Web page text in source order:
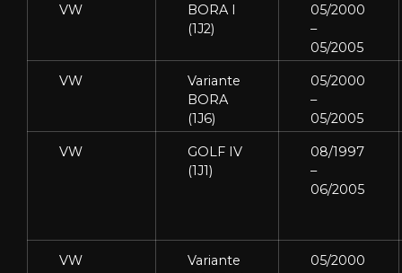
VW
BORA I
(1J2)
05/2000
–
05/2005
VW
Variante
BORA
(1J6)
05/2000
–
05/2005
VW
GOLF IV
(1J1)
08/1997
–
06/2005
VW
Variante
05/2000